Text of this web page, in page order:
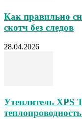
Как правильно
скотч без следов
28.04.2026
Утеплитель XPS